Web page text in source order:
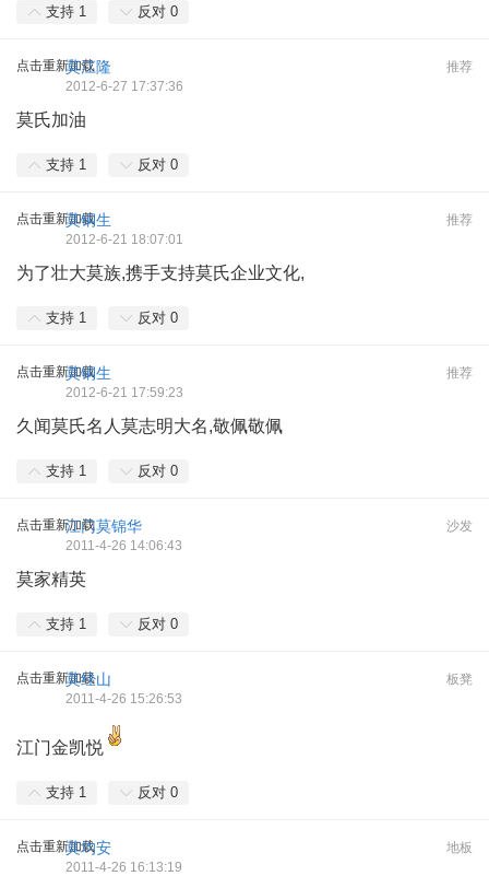
支持 1 反对 0
点击重新加载 推荐
莫江隆
2012-6-27 17:37:36
莫氏加油
支持 1 反对 0
点击重新加载 推荐
莫铜生
2012-6-21 18:07:01
为了壮大莫族,携手支持莫氏企业文化,
支持 1 反对 0
点击重新加载 推荐
莫铜生
2012-6-21 17:59:23
久闻莫氏名人莫志明大名,敬佩敬佩
支持 1 反对 0
点击重新加载 沙发
江门莫锦华
2011-4-26 14:06:43
莫家精英
支持 1 反对 0
点击重新加载 板凳
莫经山
2011-4-26 15:26:53
江门金凯悦
支持 1 反对 0
点击重新加载 地板
莫均安
2011-4-26 16:13:19